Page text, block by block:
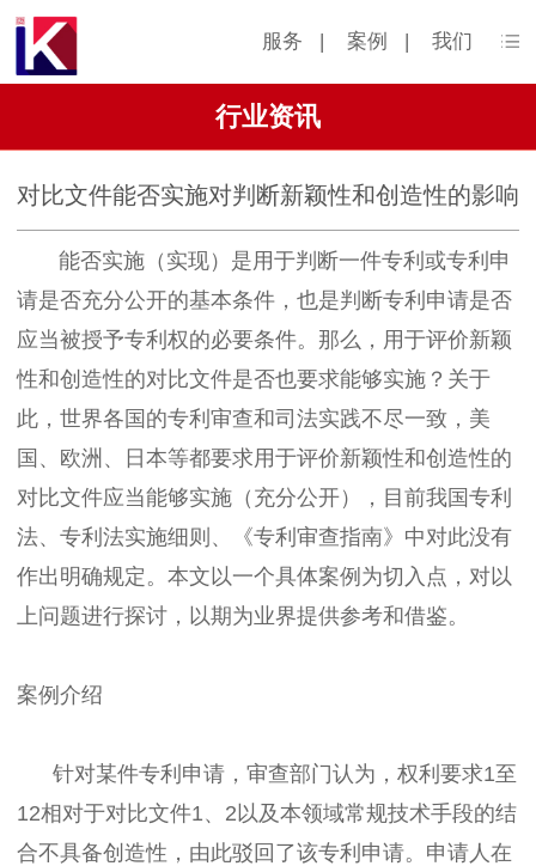
服务 | 案例 | 我们
行业资讯
对比文件能否实施对判断新颖性和创造性的影响
能否实施（实现）是用于判断一件专利或专利申
请是否充分公开的基本条件，也是判断专利申请是否
应当被授予专利权的必要条件。那么，用于评价新颖
性和创造性的对比文件是否也要求能够实施？关于
此，世界各国的专利审查和司法实践不尽一致，美
国、欧洲、日本等都要求用于评价新颖性和创造性的
对比文件应当能够实施（充分公开），目前我国专利
法、专利法实施细则、《专利审查指南》中对此没有
作出明确规定。本文以一个具体案例为切入点，对以
上问题进行探讨，以期为业界提供参考和借鉴。
案例介绍
针对某件专利申请，审查部门认为，权利要求1至
12相对于对比文件1、2以及本领域常规技术手段的结
合不具备创造性，由此驳回了该专利申请。申请人在